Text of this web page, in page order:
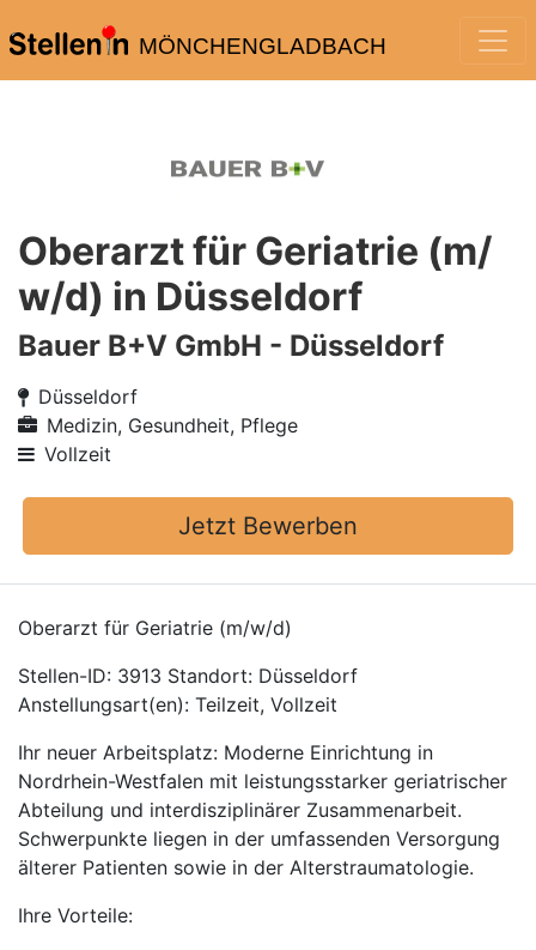
MÖNCHENGLADBACH
Oberarzt für Geriatrie (m/
w/d) in Düsseldorf
Bauer B+V GmbH - Düsseldorf
Düsseldorf
Medizin, Gesundheit, Pflege
Vollzeit
Jetzt Bewerben
Oberarzt für Geriatrie (m/w/d)
Stellen-ID: 3913 Standort: Düsseldorf
Anstellungsart(en): Teilzeit, Vollzeit
Ihr neuer Arbeitsplatz: Moderne Einrichtung in
Nordrhein-Westfalen mit leistungsstarker geriatrischer
Abteilung und interdisziplinärer Zusammenarbeit.
Schwerpunkte liegen in der umfassenden Versorgung
älterer Patienten sowie in der Alterstraumatologie.
Ihre Vorteile: